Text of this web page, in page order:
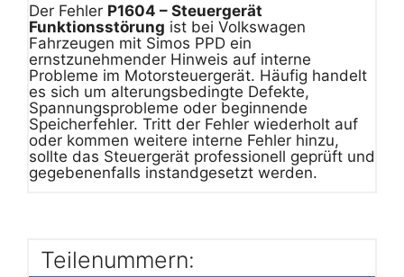
Der Fehler P1604 – Steuergerät
Funktionsstörung ist bei Volkswagen
Fahrzeugen mit Simos PPD ein
ernstzunehmender Hinweis auf interne
Probleme im Motorsteuergerät. Häufig handelt
es sich um alterungsbedingte Defekte,
Spannungsprobleme oder beginnende
Speicherfehler. Tritt der Fehler wiederholt auf
oder kommen weitere interne Fehler hinzu,
sollte das Steuergerät professionell geprüft und
gegebenenfalls instandgesetzt werden.
Teilenummern: